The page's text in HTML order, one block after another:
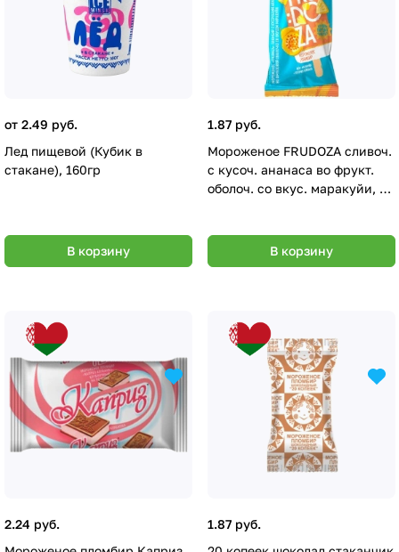
от 2.49 руб.
Лед пищевой (Кубик в
стакане), 160гр
В корзину
1.87 руб.
Мороженое FRUDOZA сливоч.
с кусоч. ананаса во фрукт.
оболоч. со вкус. маракуйи, 65
В корзину
2.24 руб.
1.87 руб.